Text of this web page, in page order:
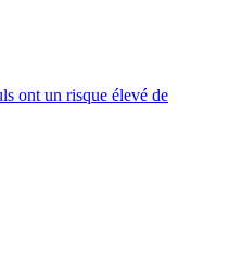
ont un risque élevé de